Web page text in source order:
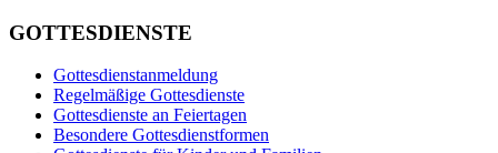
GOTTESDIENSTE
Gottesdienstanmeldung
Regelmäßige Gottesdienste
Gottesdienste an Feiertagen
Besondere Gottesdienstformen